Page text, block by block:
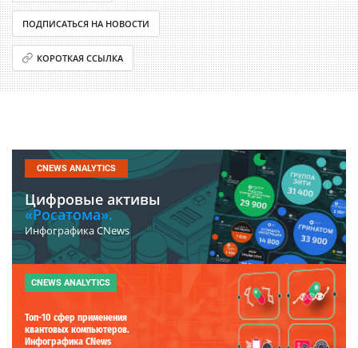
ПОДПИСАТЬСЯ НА НОВОСТИ
КОРОТКАЯ ССЫЛКА
CNEWS ANALYTICS
Цифровые активы
«Росатома».
Инфографика CNews
CNEWS ANALYTICS
Топ-10 сфер применения
квантовых компьютеров.
Инфографика CNews